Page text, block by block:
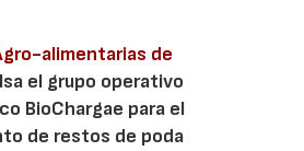
alimentarias de
el grupo operativo
BioChargae para el
de restos de poda